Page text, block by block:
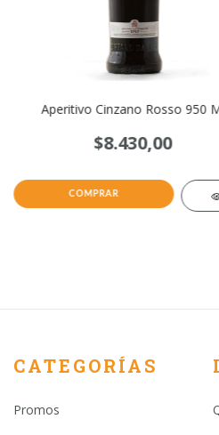
Aperitivo Cinzano Rosso 950
$8.430,00
CATEGORÍAS
Promos